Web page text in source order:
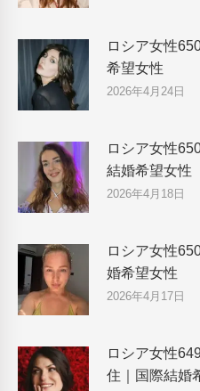
ロシア女性
希望女性
2026年4月24日
ロシア女性
結婚希望女性
2026年4月18日
ロシア女性
婚希望女性
2026年4月17日
ロシア女性
住｜国際結婚